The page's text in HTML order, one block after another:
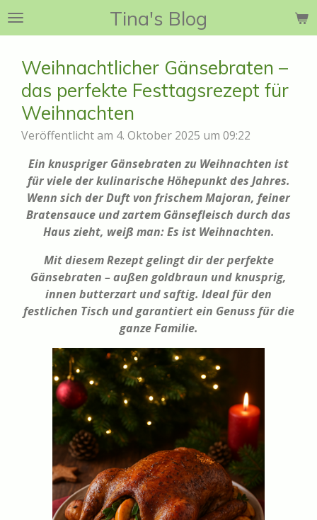
Zum
Tina's Blog
Weihnachtlicher Gänsebraten –
das perfekte Festtagsrezept für
Weihnachten
Veröffentlicht am 4. Oktober 2025 um 09:22
Ein knuspriger Gänsebraten zu Weihnachten ist
für viele der kulinarische Höhepunkt des Jahres.
Wenn sich der Duft von frischem Majoran, feiner
Bratensauce und zartem Gänsefleisch durch das
Haus zieht, weiß man: Es ist Weihnachten.
Mit diesem Rezept gelingt dir der perfekte
Gänsebraten – außen goldbraun und knusprig,
innen butterzart und saftig. Ideal für den
festlichen Tisch und garantiert ein Genuss für die
ganze Familie.